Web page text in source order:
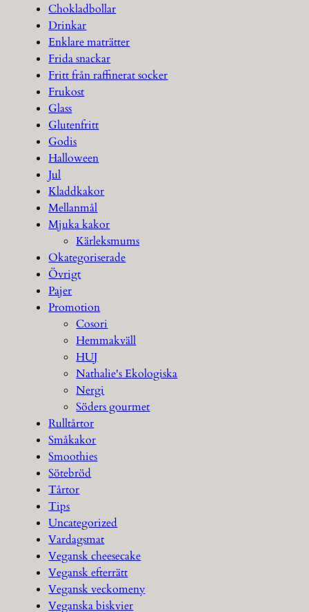
Chokladbollar
Drinkar
Enklare maträtter
Frida snackar
Fritt från raffinerat socker
Frukost
Glass
Glutenfritt
Godis
Halloween
Jul
Kladdkakor
Mellanmål
Mjuka kakor
Kärleksmums
Okategoriserade
Övrigt
Pajer
Promotion
Cosori
Hemmakväll
HUJ
Nathalie's Ekologiska
Nergi
Söders gourmet
Rulltårtor
Småkakor
Smoothies
Sötebröd
Tårtor
Tips
Uncategorized
Vardagsmat
Vegansk cheesecake
Vegansk efterrätt
Vegansk veckomeny
Veganska biskvier